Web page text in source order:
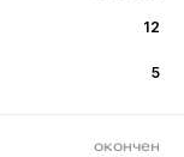
12
5
окончен